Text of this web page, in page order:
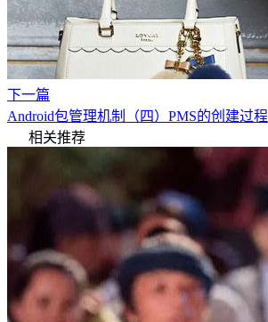
下一篇
Android包管理机制（四）PMS的创建过程
相关推荐